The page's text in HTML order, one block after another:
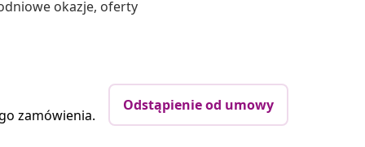
okazje, oferty
zamówienia.
Odstąpienie od umowy